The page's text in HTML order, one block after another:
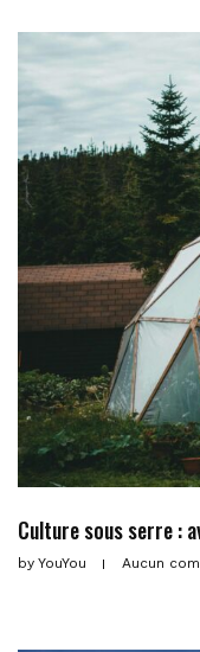
Culture sous serre :
by YouYou Aucun